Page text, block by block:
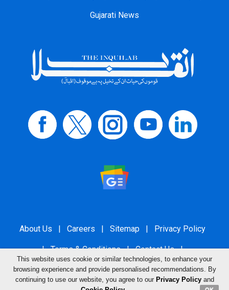
Gujarati News
About Us | Careers | Sitemap | Privacy Policy
| Terms & Conditions | Contact Us |
Grievance Redressal
This website uses cookie or similar technologies, to enhance your
browsing experience and provide personalised recommendations. By
continuing to use our website, you agree to our Privacy Policyand